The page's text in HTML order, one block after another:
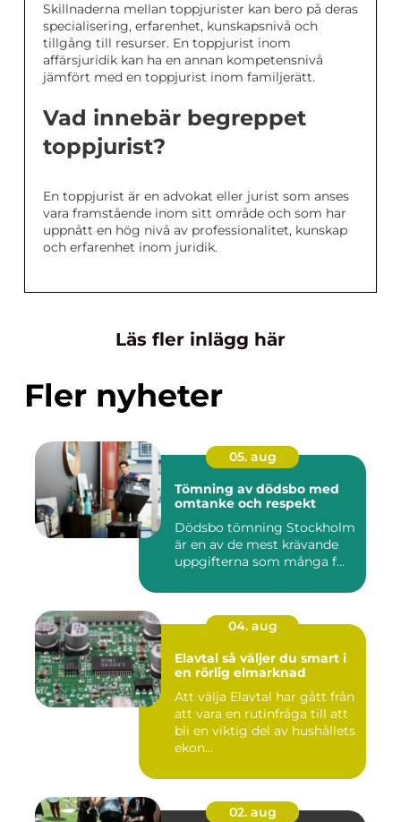
Skillnaderna mellan toppjurister kan bero på deras
specialisering, erfarenhet, kunskapsnivå och
tillgång till resurser. En toppjurist inom
affärsjuridik kan ha en annan kompetensnivå
jämfört med en toppjurist inom familjerätt.
Vad innebär begreppet
toppjurist?
En toppjurist är en advokat eller jurist som anses
vara framstående inom sitt område och som har
uppnått en hög nivå av professionalitet, kunskap
och erfarenhet inom juridik.
Läs fler inlägg här
Fler nyheter
05. aug
Tömning av dödsbo med
omtanke och respekt
Dödsbo tömning Stockholm
är en av de mest krävande
uppgifterna som många f...
04. aug
Elavtal så väljer du smart i
en rörlig elmarknad
Att välja Elavtal har gått från
att vara en rutinfråga till att
bli en viktig del av hushållets
ekon...
02. aug